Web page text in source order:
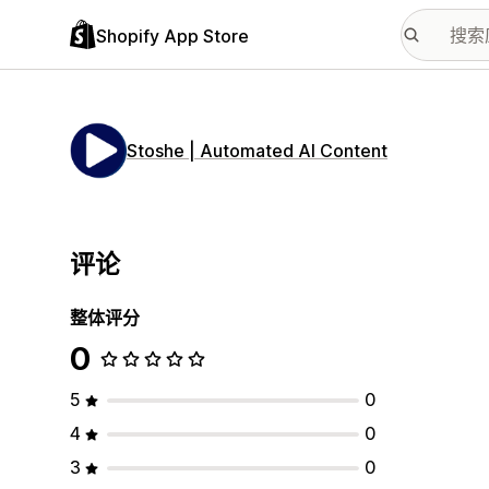
Shopify App Store
Stoshe | Automated AI Content
评论
整体评分
0
5
0
4
0
3
0